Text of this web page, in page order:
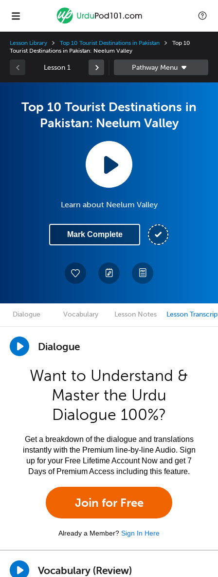
Lesson Library Top 10 Tourist Destinations in Pakistan
Top 10
Tourist Destinations in Pakistan: Neelum Valley
Lesson 1
Top 10 Tourist Destinations in
Pakistan: Neelum Valley
Learn about Neelum Valley
Mark Complete
Dialogue Vocabulary Lesson Notes Lesson
Dialogue
Want to Understand &
Master the Urdu
Dialogue 100%?
Get a breakdown of the dialogue and translations
instantly with the Premium line-by-line Audio. Sign
up for your Free Lifetime Account Now and get 7
Days of Premium Access including this feature.
Join for Free
Already a Member? Sign In Here
Vocabulary (Review)